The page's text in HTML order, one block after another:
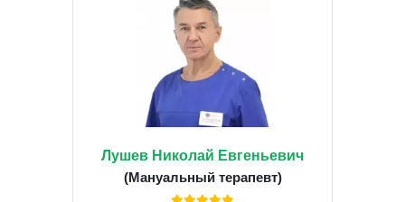
Лушев Николай Евгеньевич
(Мануальный терапевт)